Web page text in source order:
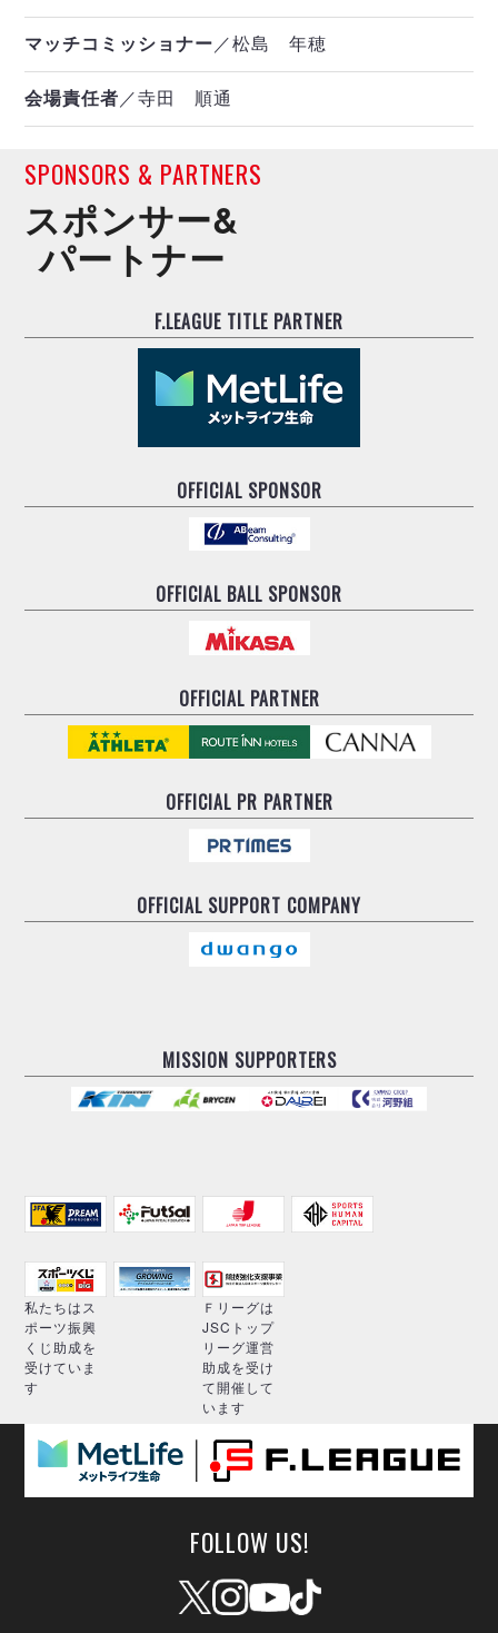
マッチコミッショナー ／松島 年穂
会場責任者 ／寺田 順通
SPONSORS & PARTNERS
スポンサー&
パートナー
F.LEAGUE TITLE PARTNER
OFFICIAL SPONSOR
OFFICIAL BALL SPONSOR
OFFICIAL PARTNER
OFFICIALPR PARTNER
OFFICIAL SUPPORT COMPANY
MISSION SUPPORTERS
私たちはス
ポーツ振興
くじ助成を
受けていま
す
Ｆリーグは
JSCトップ
リーグ運営
助成を受け
て開催して
います
FOLLOW US!